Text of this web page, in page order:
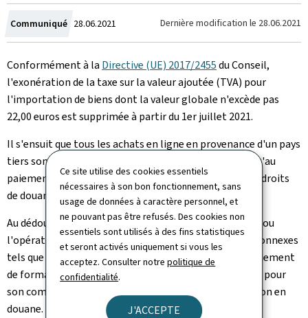
Ce site utilise des cookies essentiels
nécessaires à son bon fonctionnement, sans
usage de données à caractère personnel, et
ne pouvant pas être refusés. Des cookies non
essentiels sont utilisés à des fins statistiques
et seront activés uniquement si vous les
acceptez. Consulter notrepolitique de
confidentialité.
J'ACCEPTE
Communiqué Crée
le
28.06.2021 Dernière modification le 28.06.2021
Conformément à la Directive (UE) 2017/2455du Conseil,
l'exonération de la taxe sur la valeur ajoutée (TVA) pour
l'importation de biens dont la valeur globale n'excède pas
22,00 euros est supprimée à partir du 1er juillet 2021.
Il s'ensuit que tous les achats en ligne en provenance d'un pays
tiers sont soumis à une déclaration en douane, ainsi qu'au
paiement des droits et taxes. Il s'agit notamment des droits
de douane, de la TVA, des accises et autres taxes.
Au dédouanement, le transporteur, l'opérateur postal ou
l'opérateur express requiert le plus souvent des frais connexes
tels que des frais de présentation ou frais d'accomplissement
de formalités douanières. Il facture et perçoit ces frais pour
son compte aux fins de l'établissement de la déclaration en
douane.